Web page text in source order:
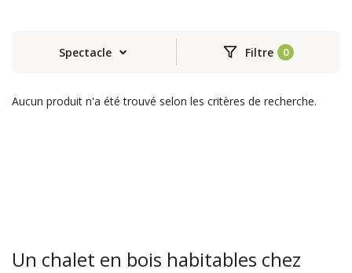
Spectacle Filtre
Aucun produit n'a été trouvé selon les critères de recherche.
Un chalet en bois habitables chez